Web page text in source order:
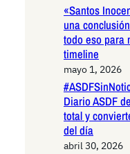
«Santos
una
todo eso para
timeline
mayo 1, 2026
Diario ASDF
total y
del día
abril 30, 2026